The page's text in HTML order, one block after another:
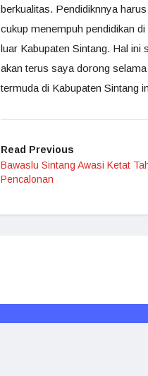
berkualitas. Pendidiknnya
cukup menempuh pendidikan
luar Kabupaten Sintang. Hal ini
akan terus saya dorong
termuda di Kabupaten Sintang
Read Previous
Bawaslu Sintang Awasi Ketat
Pencalonan